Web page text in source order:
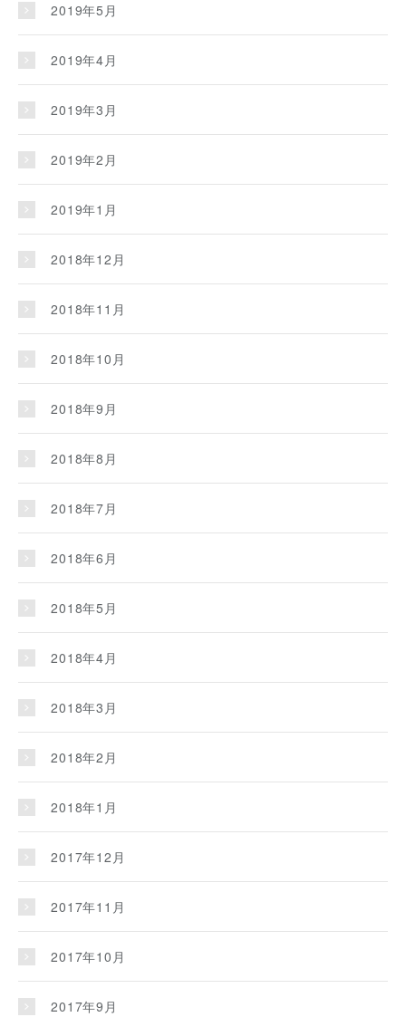
2019年5月
2019年4月
2019年3月
2019年2月
2019年1月
2018年12月
2018年11月
2018年10月
2018年9月
2018年8月
2018年7月
2018年6月
2018年5月
2018年4月
2018年3月
2018年2月
2018年1月
2017年12月
2017年11月
2017年10月
2017年9月